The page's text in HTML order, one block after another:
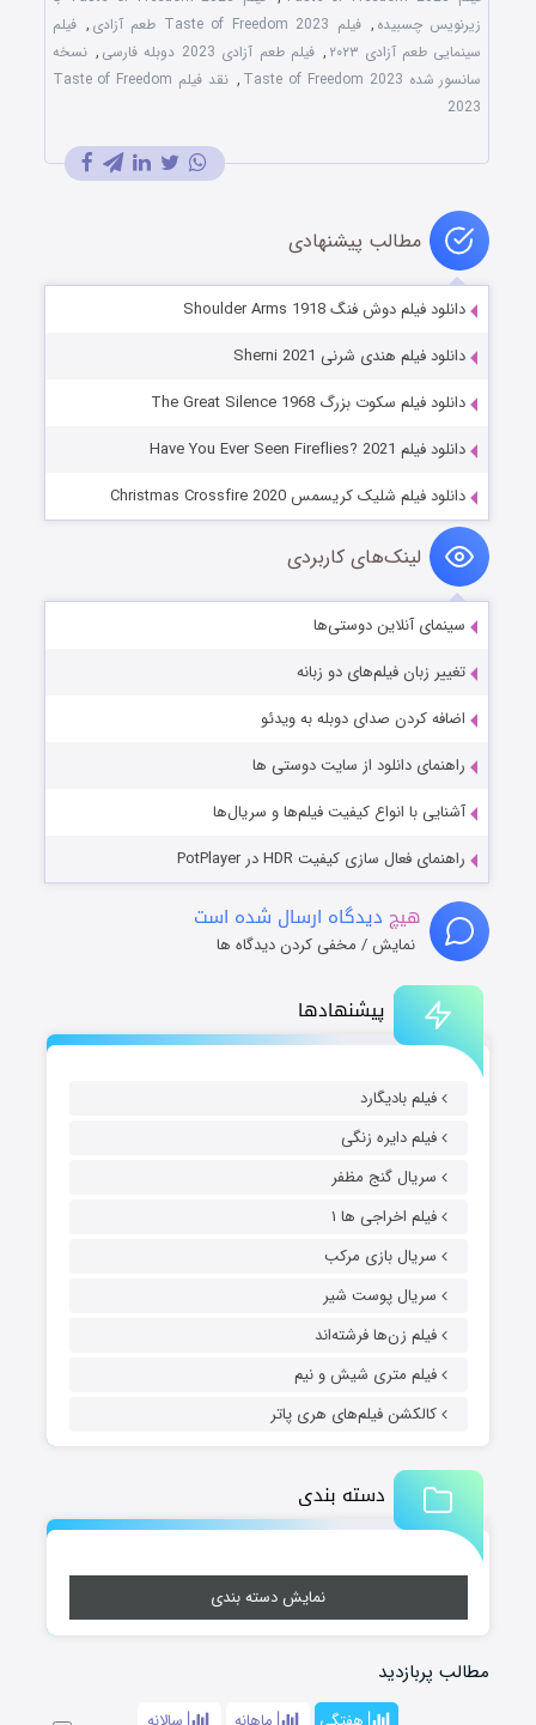
پیشنهادها
فیلم بادیگارد
فیلم دایره زنگی
سریال گنج مظفر
فیلم اخراجی ها ۱
سریال بازی مرکب
سریال پوست شیر
فیلم زن‌ها فرشته‌اند
فیلم متری شیش و نیم
کالکشن فیلم‌های هری پاتر
دسته بندی
نمایش دسته بندی
مطالب پربازدید
زیرنویس چسبیده , فیلم Taste of Freedom 2023 طعم آزادی , فیلم
سینمایی طعم آزادی ۲۰۲۳
, فیلم طعم آزادی 2023 دوبله فارسی , نسخه
سانسور شده Taste of Freedom 2023
,
نقد فیلم Taste of Freedom
2023
مطالب پیشنهادی
دانلود فیلم دوش فنگ Shoulder Arms 1918
دانلود فیلم هندی شرنی Sherni 2021
دانلود فیلم سکوت بزرگ The Great Silence 1968
دانلود فیلم Have You Ever Seen Fireflies? 2021
دانلود فیلم شلیک کریسمس Christmas Crossfire 2020
لینک‌های کاربردی
سینمای آنلاین دوستی‌ها
تغییر زبان فیلم‌های دو زبانه
اضافه کردن صدای دوبله به ویدئو
راهنمای دانلود از سایت دوستی ها
آشنایی با انواع کیفیت فیلم‌ها و سریال‌ها
راهنمای فعال سازی کیفیت HDR در PotPlayer
هیچ دیدگاه ارسال شده است
نمایش / مخفی کردن دیدگاه ها